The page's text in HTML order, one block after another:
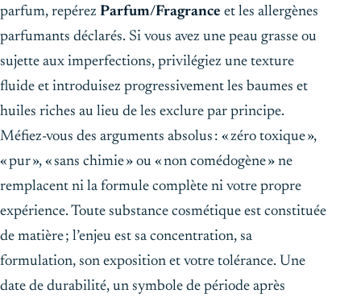
parfum, repérez Parfum/Fragrance et les allergènes
parfumants déclarés. Si vous avez une peau grasse ou
sujette aux imperfections, privilégiez une texture
fluide et introduisez progressivement les baumes et
huiles riches au lieu de les exclure par principe.
Méfiez-vous des arguments absolus : « zéro toxique »,
« pur », « sans chimie » ou « non comédogène » ne
remplacent ni la formule complète ni votre propre
expérience. Toute substance cosmétique est constituée
de matière ; l’enjeu est sa concentration, sa
formulation, son exposition et votre tolérance. Une
date de durabilité, un symbole de période après